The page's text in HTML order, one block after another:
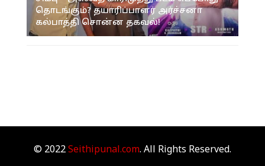
தொடங்கும்? தயாரிப்பாளர் அர்ச்சனா
கல்பாத்தி சொன்ன தகவல்!
© 2022 Seithipunal.com. All Rights Reserved.